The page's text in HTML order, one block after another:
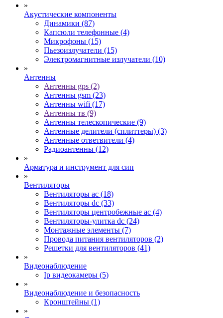
»
Акустические компоненты
Динамики (87)
Капсюли телефонные (4)
Микрофоны (15)
Пьезоизлучатели (15)
Электромагнитные излучатели (10)
»
Антенны
Антенны gps (2)
Антенны gsm (23)
Антенны wifi (17)
Антенны тв (9)
Антенны телескопические (9)
Антенные делители (сплиттеры) (3)
Антенные ответвители (4)
Радиоантенны (12)
»
Арматура и инструмент для сип
»
Вентиляторы
Вентиляторы ac (18)
Вентиляторы dc (33)
Вентиляторы центробежные ac (4)
Вентиляторы-улитка dc (24)
Монтажные элементы (7)
Провода питания вентиляторов (2)
Решетки для вентиляторов (41)
»
Видеонаблюдение
Ip видеокамеры (5)
»
Видеонаблюдение и безопасность
Кронштейны (1)
»